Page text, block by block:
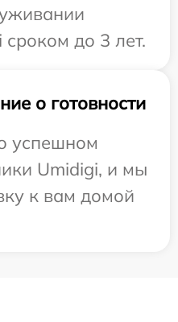
сроком до 3 лет.
о готовности
успешном
Umidigi, и мы
к вам домой